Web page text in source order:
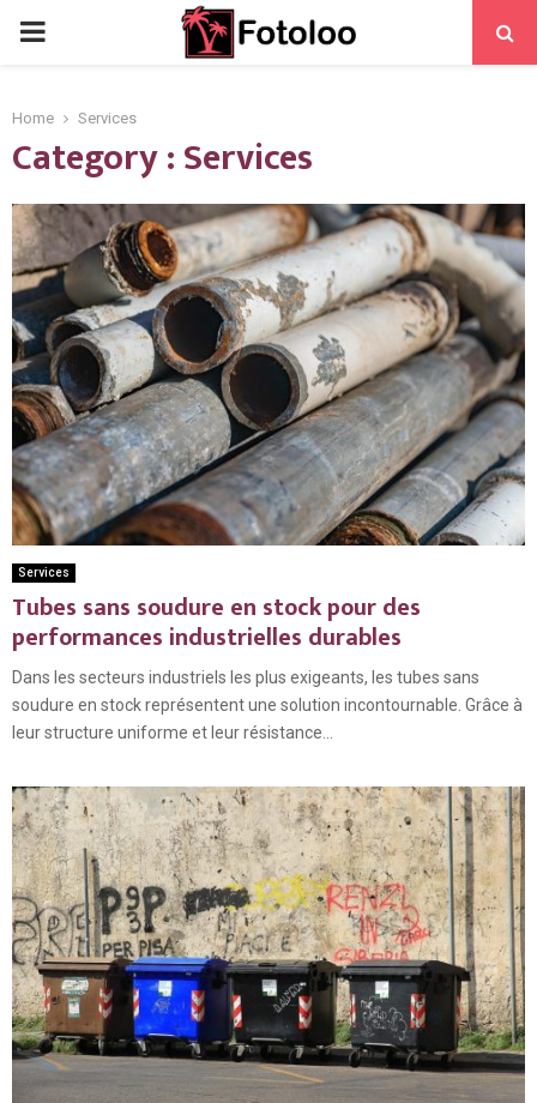
PRIMARY
Home Services
Category : Services
Services
Tubes sans soudure en stock pour des
performances industrielles durables
Dans les secteurs industriels les plus exigeants, les tubes sans
soudure en stock représentent une solution incontournable. Grâce à
leur structure uniforme et leur résistance...